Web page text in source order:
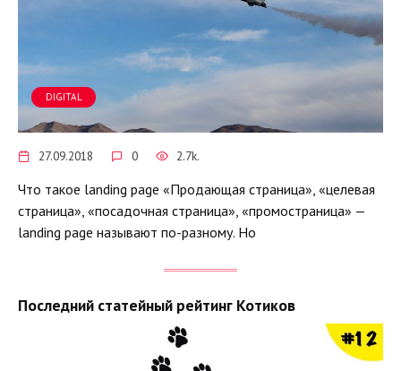
DIGITAL
27.09.2018 0 2.7k.
Что такое landing page «Продающая страница», «целевая
страница», «посадочная страница», «промостраница» —
landing page называют по-разному. Но
Последний статейный рейтинг Котиков